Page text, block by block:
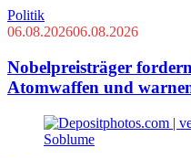
Politik
06.08.202606.08.2026
Nobelpreisträger
Atomwaffen und